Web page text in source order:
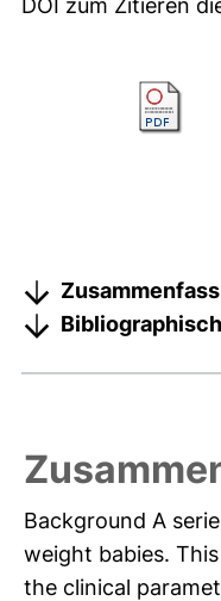
DOI zum Zitieren
Background A
weight babies.
the clinical